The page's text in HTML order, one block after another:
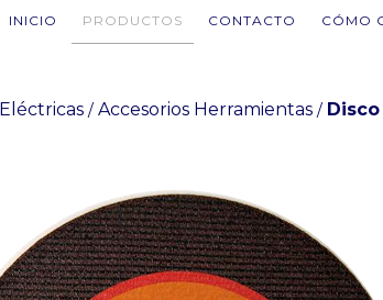
INICIO PRODUCTOS CONTACTO CÓMO
/ Accesorios Herramientas / Disco